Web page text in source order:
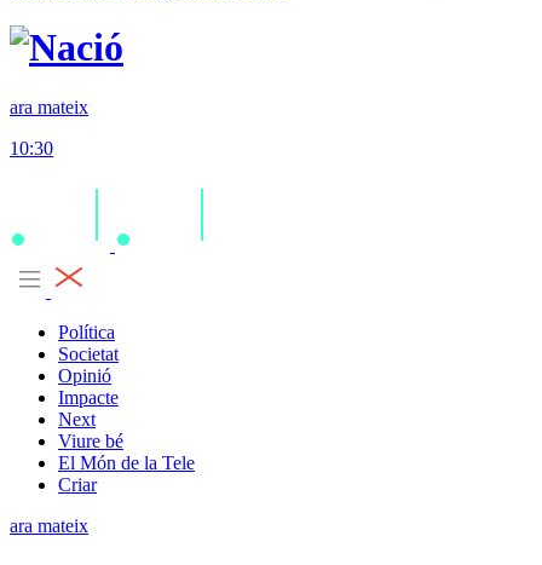
ara mateix
10:30
Política
Societat
Opinió
Impacte
Next
Viure bé
El Món de la Tele
Criar
ara mateix